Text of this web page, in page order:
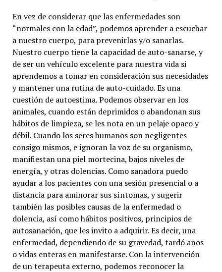
En vez de considerar que las enfermedades son
“normales con la edad”, podemos aprender a escuchar
a nuestro cuerpo, para prevenirlas y/o sanarlas.
Nuestro cuerpo tiene la capacidad de auto-sanarse, y
de ser un vehículo excelente para nuestra vida si
aprendemos a tomar en consideración sus necesidades
y mantener una rutina de auto-cuidado. Es una
cuestión de autoestima. Podemos observar en los
animales, cuando están deprimidos o abandonan sus
hábitos de limpieza, se les nota en un pelaje opaco y
débil. Cuando los seres humanos son negligentes
consigo mismos, e ignoran la voz de su organismo,
manifiestan una piel mortecina, bajos niveles de
energía, y otras dolencias. Como sanadora puedo
ayudar a los pacientes con una sesión presencial o a
distancia para aminorar sus síntomas, y sugerir
también las posibles causas de la enfermedad o
dolencia, así como hábitos positivos, principios de
autosanación, que les invito a adquirir. Es decir, una
enfermedad, dependiendo de su gravedad, tardó años
o vidas enteras en manifestarse. Con la intervención
de un terapeuta externo, podemos reconocer la